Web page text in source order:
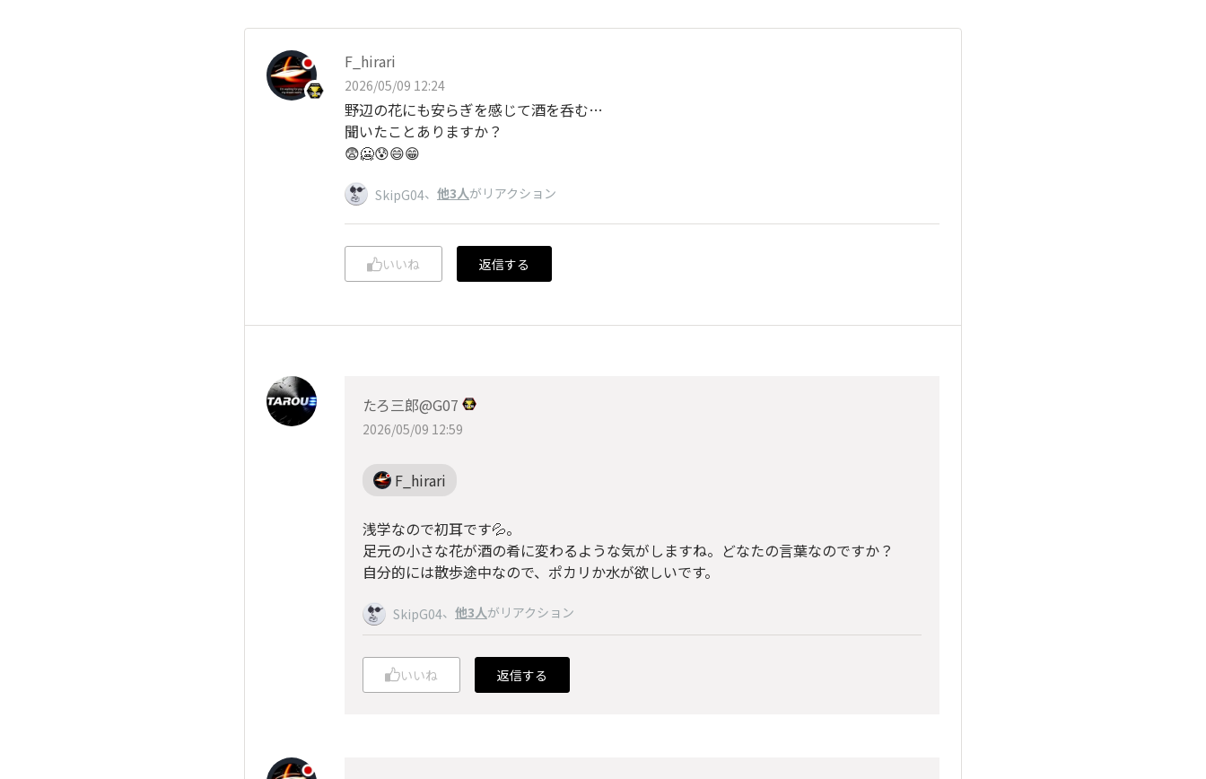
F_hirari
2026/05/09 12:24
野辺の花にも安らぎを感じて酒を呑む…
聞いたことありますか？
😨🥶😰😄😁
SkipG04、 他3人がリアクション
いいね 返信する
たろ三郎@G07
2026/05/09 12:59
F_hirari
浅学なので初耳です💦。
足元の小さな花が酒の肴に変わるような気がしますね。どなたの言葉なのですか？
自分的には散歩途中なので、ポカリか水が欲しいです。
SkipG04、 他3人がリアクション
いいね 返信する